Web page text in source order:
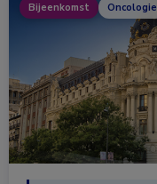
Bijeenkomst Oncologie